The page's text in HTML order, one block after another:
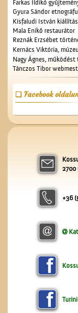
Farkas Ildikó
Gyura Sándor
Kisfaludi István
Mala Enikő restaurátor
Reznák Erzsébet
Kernács Viktória,
Nagy Ágnes,
Tánczos Tibor
Facebook
2700
+36